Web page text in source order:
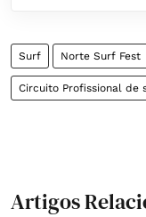
Surf Norte Surf Fest
Circuito Profissional de
Artigos